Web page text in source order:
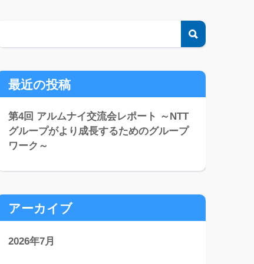
最近の投稿
第4回 アルムナイ交流会レポート ～NTT
グループがより成長するためのグループ
ワーク～
アーカイブ
2026年7月